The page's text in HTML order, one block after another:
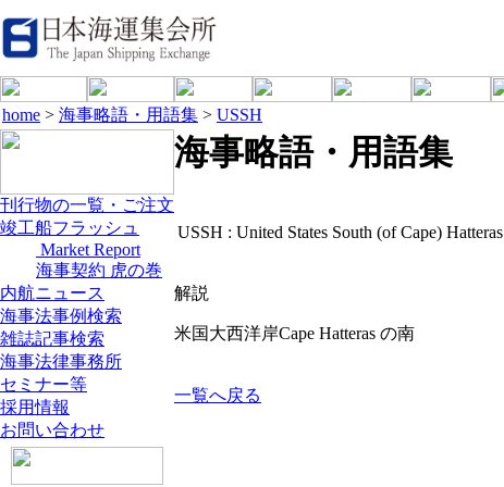
home > 海事略語・用語集 > USSH
刊行物の一覧・ご注文
竣工船フラッシュ
Market Report
海事契約 虎の巻
内航ニュース
海事法事例検索
雑誌記事検索
海事法律事務所
セミナー等
採用情報
お問い合わせ
海事略語・用語集
USSH : United States South (of Cape) Hatteras
解説
米国大西洋岸Cape Hatteras の南
一覧へ戻る